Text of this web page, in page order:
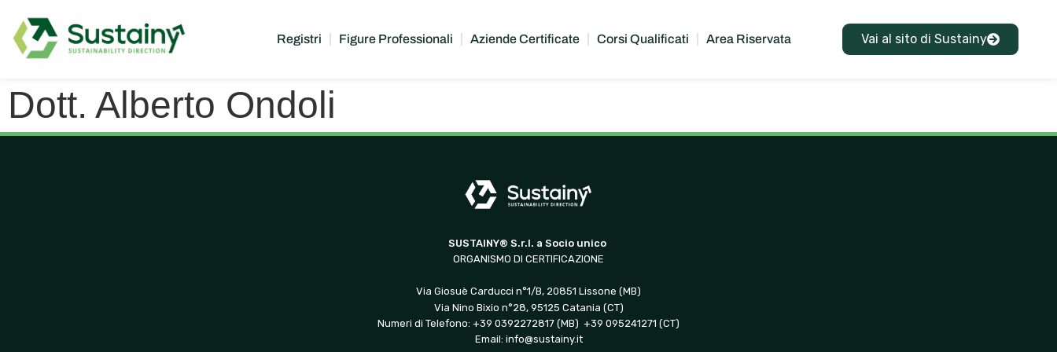
Registri Figure Professionali Aziende Certificate Corsi Qualificati Area Riservata Vai al sito di Sustainy
Dott. Alberto Ondoli
SUSTAINY® S.r.l. a Socio unico
ORGANISMO DI CERTIFICAZIONE
Via Giosuè Carducci n°1/B, 20851 Lissone (MB)
Via Nino Bixio n°28, 95125 Catania (CT)
Numeri di Telefono: +39 0392272817 (MB) +39 095241271 (CT)
Email: info@sustainy.it